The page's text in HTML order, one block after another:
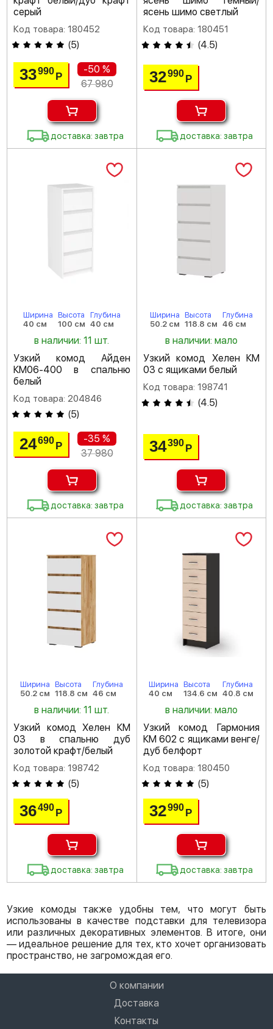
серый
Код товара: 180452
(5)
33990Р
-50 %
67 980
доставка: завтра
ясень шимо светлый
Код товара: 180451
(4.5)
32990 Р
доставка: завтра
Ширина
40 см
Высота
100 см
Глубина
40 см
в наличии: 11 шт.
Узкий комод Айден
КМ06-400 в спальню
белый
Код товара: 204846
(5)
24690Р
-35 %
37 980
доставка: завтра
Ширина
50.2 см
Высота
118.8 см
Глубина
46 см
в наличии: мало
Узкий комод Хелен КМ
03 с ящиками белый
Код товара: 198741
(4.5)
34390 Р
доставка: завтра
Ширина
50.2 см
Высота
118.8 см
Глубина
46 см
в наличии: 11 шт.
Узкий комод Хелен КМ
03 в спальню дуб
золотой крафт/белый
Код товара: 198742
(5)
36490Р
доставка: завтра
Ширина
40 см
Высота
134.6 см
Глубина
40.8 см
в наличии: мало
Узкий комод Гармония
КМ 602 с ящиками венге/
дуб белфорт
Код товара: 180450
(5)
32990 Р
доставка: завтра
Узкие комоды также удобны тем, что могут быть
использованы в качестве подставки для телевизора
или различных декоративных элементов. В итоге, они
— идеальное решение для тех, кто хочет организовать
пространство, не загромождая его.
О компании
Доставка
Контакты